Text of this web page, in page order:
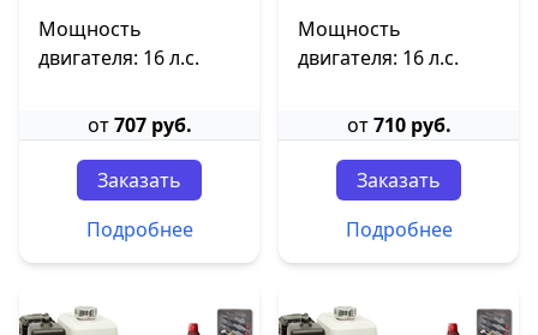
Мощность
двигателя: 16 л.с.
от707 руб.
Заказать
Подробнее
Мощность
двигателя: 16 л.с.
от710 руб.
Заказать
Подробнее